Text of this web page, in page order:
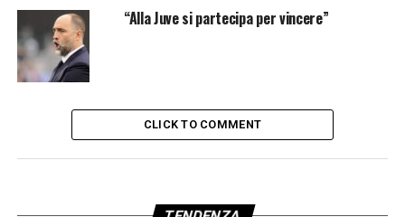
“Alla Juve si partecipa per vincere”
CLICK TO COMMENT